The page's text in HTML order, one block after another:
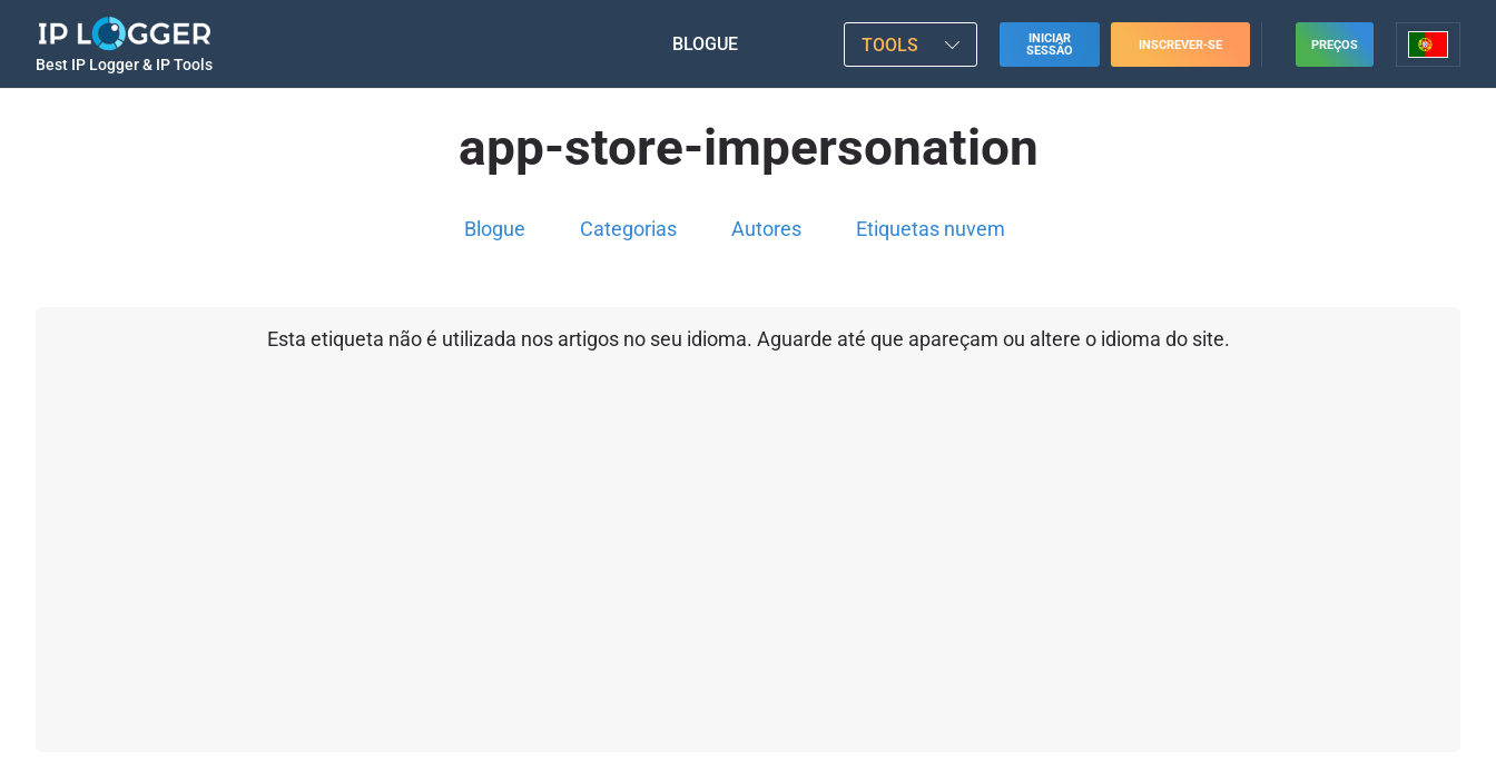
Best IP Logger & IP Tools
BLOGUE TOOLS
INICIAR
SESSÃO
INSCREVER-SE PREÇOS
app-store-impersonation
Blogue Categorias Autores Etiquetas nuvem